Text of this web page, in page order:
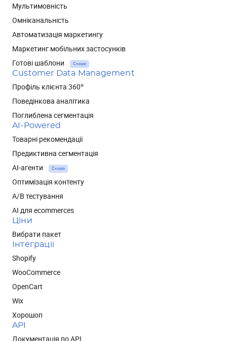
Мультимовність
Омніканальність
Автоматизація маркетингу
Маркетинг мобільних застосунків
Готові шаблони
Скоро
Customer Data Management
Профіль клієнта 360°
Поведінкова аналітика
Поглиблена сегментація
AI-Powered
Товарні рекомендації
Предиктивна сегментація
AI-агенти
Скоро
Оптимізація контенту
А/В тестування
AI для ecommerces
Ціни
Вибрати пакет
Інтеграції
Shopify
WooCommerce
OpenCart
Wix
Хорошоп
API
Документація по API